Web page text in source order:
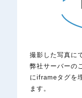
撮影した写真に
弊社サーバーの
にiframeタグを
ます。